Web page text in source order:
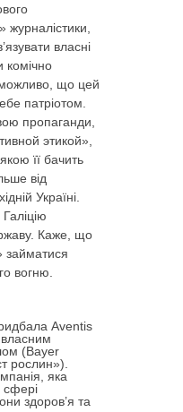
журналістики,
власні
комічно
можливо, що цей
патріотом.
пропаганди,
этикой»,
її бачить
від
Україні.
Каже, що
займатися
вогню.
Aventis
власним
(Bayer
рослин»).
яка
сфері
здоров’я та